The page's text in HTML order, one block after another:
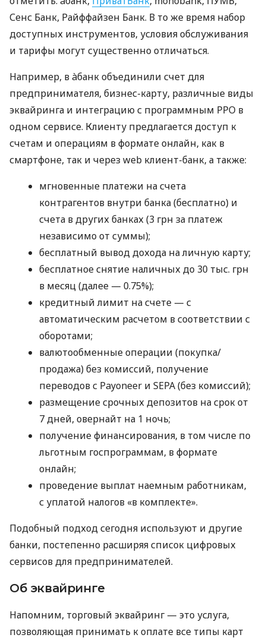
Сенс Банк, Райффайзен Банк. В то же время набор
доступных инструментов, условия обслуживания
и тарифы могут существенно отличаться.
Например, в àбанк объединили счет для
предпринимателя, бизнес-карту, различные виды
эквайринга и интеграцию с программным РРО в
одном сервисе. Клиенту предлагается доступ к
счетам и операциям в формате онлайн, как в
смартфоне, так и через web клиент-банк, а также:
мгновенные платежи на счета
контрагентов внутри банка (бесплатно) и
счета в других банках (3 грн за платеж
независимо от суммы);
бесплатный вывод дохода на личную карту;
бесплатное снятие наличных до 30 тыс. грн
в месяц (далее — 0.75%);
кредитный лимит на счете — с
автоматическим расчетом в соответствии с
оборотами;
валютообменные операции (покупка/
продажа) без комиссий, получение
переводов с Payoneer и SEPA (без комиссий);
размещение срочных депозитов на срок от
7 дней, овернайт на 1 ночь;
получение финансирования, в том числе по
льготным госпрограммам, в формате
онлайн;
проведение выплат наемным работникам,
с уплатой налогов «в комплекте».
Подобный подход сегодня используют и другие
банки, постепенно расширяя список цифровых
сервисов для предпринимателей.
Об эквайринге
Напомним, торговый эквайринг — это услуга,
позволяющая принимать к оплате все типы карт